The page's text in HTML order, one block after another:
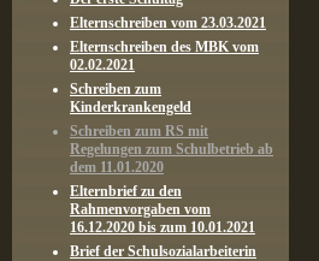
Elternschreiben vom 23.03.2021
Elternschreiben des MBK vom
02.02.2021
Schreiben zum
Kinderkrankengeld
Schreiben zum RS mit
Regelungen zum Schulbetrieb ab
dem 11.01.2020
Elternbrief zu den
Rahmenvorgaben vom
16.12.2020 bis zum 10.01.2021
Brief der Schulsozialarbeiterin